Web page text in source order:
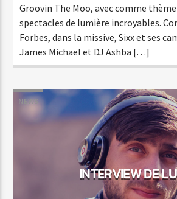
Groovin The Moo, avec comme
spectacles de lumière incroyables.
Forbes, dans la missive, Sixx et ses
James Michael et DJ Ashba […]
NEWS
INTERVIEW DE